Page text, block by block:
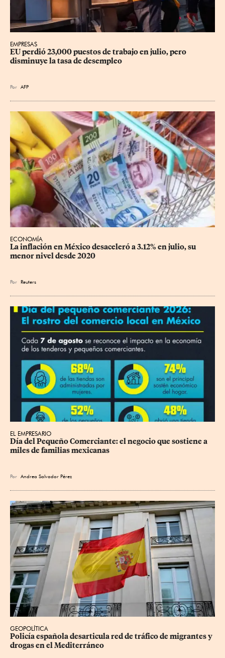
EMPRESAS
EU perdió 23,000 puestos de trabajo en julio, pero
disminuye la tasa de desempleo
Por AFP
ECONOMÍA
La inflación en México desaceleró a 3.12% en julio, su
menor nivel desde 2020
Por Reuters
EL EMPRESARIO
Día del Pequeño Comerciante: el negocio que sostiene a
miles de familias mexicanas
Por Andrea Salvador Pérez
GEOPOLÍTICA
Policía española desarticula red de tráfico de migrantes y
drogas en el Mediterráneo